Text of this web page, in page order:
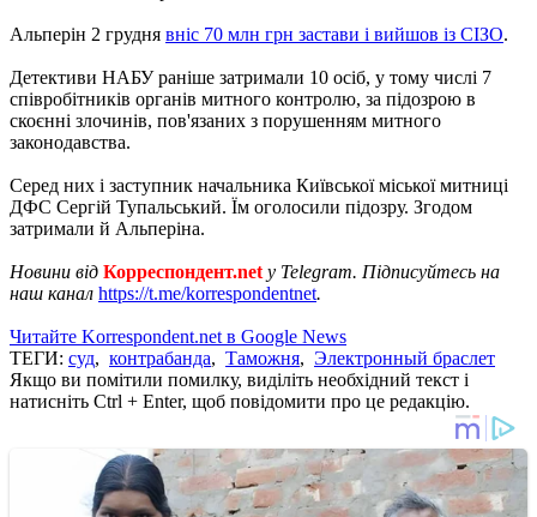
Альперін 2 грудня вніс 70 млн грн застави і вийшов із СІЗО.
Детективи НАБУ раніше затримали 10 осіб, у тому числі 7
співробітників органів митного контролю, за підозрою в
скоєнні злочинів, пов'язаних з порушенням митного
законодавства.
Серед них і заступник начальника Київської міської митниці
ДФС Сергій Тупальський. Їм оголосили підозру. Згодом
затримали й Альперіна.
Новини від Корреспондент.net у Telegram. Підписуйтесь на
наш канал https://t.me/korrespondentnet.
Читайте Korrespondent.net в Google News
ТЕГИ: суд, контрабанда, Таможня, Электронный браслет
Якщо ви помітили помилку, виділіть необхідний текст і
натисніть Ctrl + Enter, щоб повідомити про це редакцію.